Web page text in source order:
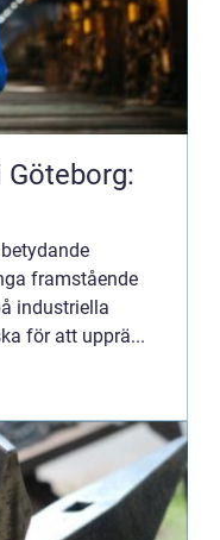
framstående
industriella
för att upprä...